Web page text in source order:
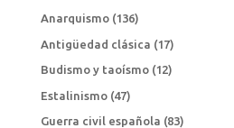
Anarquismo(136)
Antigüedad clásica (17)
Budismo y taoísmo(12)
Estalinismo(47)
Guerra civil española (83)